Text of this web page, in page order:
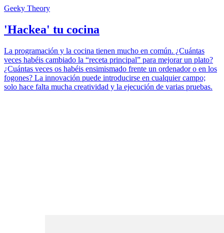
Geeky Theory
'Hackea' tu cocina
La programación y la cocina tienen mucho en común. ¿Cuántas
veces habéis cambiado la “receta principal” para mejorar un plato?
¿Cuántas veces os habéis ensimismado frente un ordenador o en los
fogones? La innovación puede introducirse en cualquier campo;
solo hace falta mucha creatividad y la ejecución de varias pruebas.